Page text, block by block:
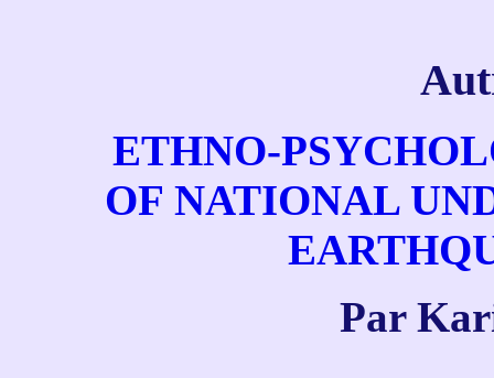
ETHNO-
OF NATIONAL
Par